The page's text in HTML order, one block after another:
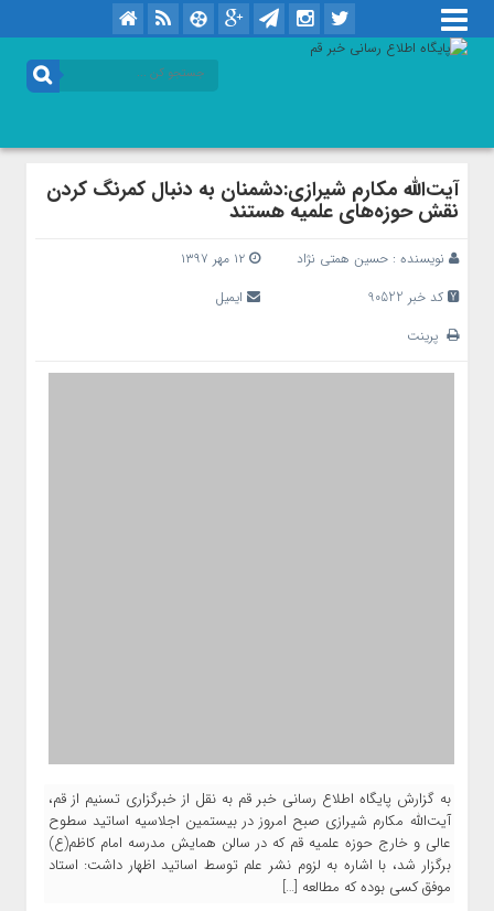
آیت‌الله مکارم شیرازی:دشمنان به دنبال کمرنگ کردن
نقش حوزه‌های علمیه هستند
نویسنده : حسین همتی نژاد
۱۲ مهر ۱۳۹۷
کد خبر 90522
ایمیل
پرینت
به گزارش پایگاه اطلاع رسانی خبر قم به نقل از خبرگزاری تسنیم از قم،
آیت‌الله مکارم شیرازی صبح امروز در بیستمین اجلاسیه اساتید سطوح
عالی و خارج حوزه علمیه قم که در سالن همایش مدرسه امام کاظم(ع)
برگزار شد، با اشاره به لزوم نشر علم توسط اساتید اظهار داشت: استاد
موفق کسی بوده که مطالعه […]